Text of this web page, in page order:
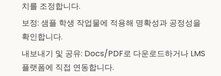
치를 조정합니다.
보정: 샘플 학생 작업물에 적용해 명확성과 공정성을
확인합니다.
내보내기 및 공유: Docs/PDF로 다운로드하거나 LMS
플랫폼에 직접 연동합니다.